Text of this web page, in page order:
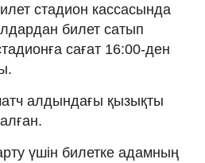
стадион кассасында
билет сатып
сағат 16:00-ден
алдындағы қызықты
үшін билетке адамның